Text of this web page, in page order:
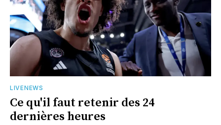
LIVENEWS
Ce qu'il faut retenir des 24
dernières heures